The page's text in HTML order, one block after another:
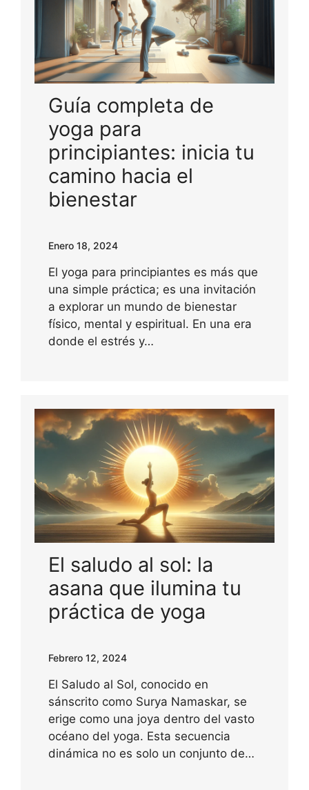
Guía completa de
yoga para
principiantes: inicia tu
camino hacia el
bienestar
Enero 18, 2024
El yoga para principiantes es más que
una simple práctica; es una invitación
a explorar un mundo de bienestar
físico, mental y espiritual. En una era
donde el estrés y…
El saludo al sol: la
asana que ilumina tu
práctica de yoga
Febrero 12, 2024
El Saludo al Sol, conocido en
sánscrito como Surya Namaskar, se
erige como una joya dentro del vasto
océano del yoga. Esta secuencia
dinámica no es solo un conjunto de…